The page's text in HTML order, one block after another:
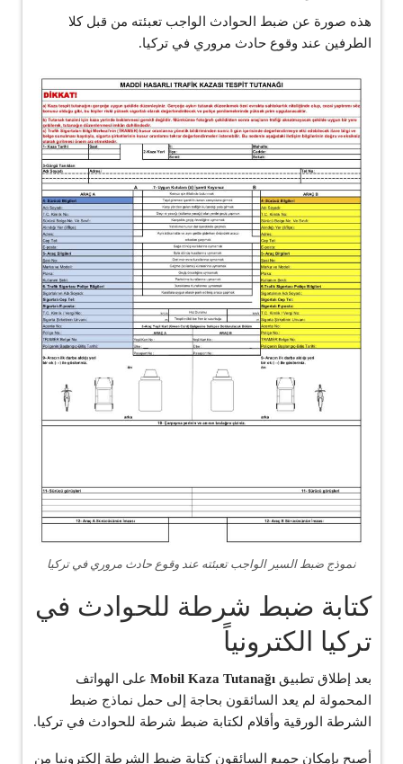
هذه صورة عن ضبط الحوادث الواجب تعبئته من قبل كلا
الطرفين عند وقوع حادث مروري في تركيا.
نموذج ضبط السير الواجب تعبئته عند وقوع حادث مروري في تركيا
كتابة ضبط شرطة للحوادث في
تركيا الكترونياً
بعد إطلاق تطبيق Mobil Kaza Tutanağı على الهواتف
المحمولة لم يعد السائقون بحاجة إلى حمل نماذج ضبط
الشرطة الورقية وأقلام لكتابة ضبط شرطة للحوادث في تركيا.
أصبح بإمكان جميع السائقون كتابة ضبط الشرطة إلكترونيا من